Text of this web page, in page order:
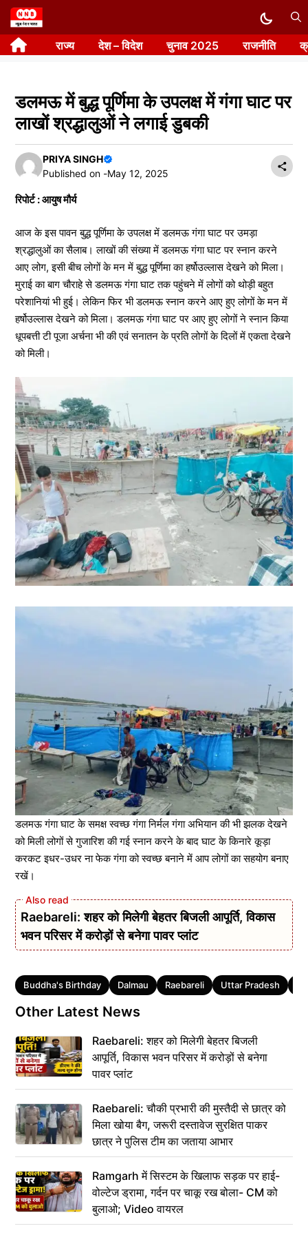
Skip
to
content राज्य देश – विदेश चुनाव 2025 राजनीति
डलमऊ में बुद्ध पूर्णिमा के उपलक्ष में गंगा घाट पर
लाखों श्रद्धालुओं ने लगाई डुबकी
PRIYA SINGH
Published on -May 12, 2025
रिपोर्ट : आयुष मौर्य
आज के इस पावन बुद्ध पूर्णिमा के उपलक्ष में डलमऊ गंगा घाट पर उमड़ा
श्रद्धालुओं का सैलाब। लाखों की संख्या में डलमऊ गंगा घाट पर स्नान करने
आए लोग, इसी बीच लोगों के मन में बुद्ध पूर्णिमा का हर्षोउल्लास देखने को मिला।
मुराई का बाग चौराहे से डलमऊ गंगा घाट तक पहुंचने में लोगों को थोड़ी बहुत
परेशानियां भी हुई। लेकिन फिर भी डलमऊ स्नान करने आए हुए लोगों के मन में
हर्षोउल्लास देखने को मिला। डलमऊ गंगा घाट पर आए हुए लोगों ने स्नान किया
धूपबत्ती टी पूजा अर्चना भी की एवं सनातन के प्रति लोगों के दिलों में एकता देखने
को मिली।
डलमऊ गंगा घाट के समक्ष स्वच्छ गंगा निर्मल गंगा अभियान की भी झलक देखने
को मिली लोगों से गुजारिश की गई स्नान करने के बाद घाट के किनारे कूड़ा
करकट इधर-उधर ना फेक गंगा को स्वच्छ बनाने में आप लोगों का सहयोग बनाए
रखें।
Raebareli: शहर को मिलेगी बेहतर बिजली आपूर्ति, विकास
भवन परिसर में करोड़ों से बनेगा पावर प्लांट
Tags
Buddha's Birthday Dalmau Raebareli Uttar Pradesh
Other Latest News
Raebareli: शहर को मिलेगी बेहतर बिजली
आपूर्ति, विकास भवन परिसर में करोड़ों से बनेगा
पावर प्लांट
Raebareli: चौकी प्रभारी की मुस्तैदी से छात्र को
मिला खोया बैग, जरूरी दस्तावेज सुरक्षित पाकर
छात्र ने पुलिस टीम का जताया आभार
Ramgarh में सिस्टम के खिलाफ सड़क पर हाई-
वोल्टेज ड्रामा, गर्दन पर चाकू रख बोला- CM को
बुलाओ; Video वायरल